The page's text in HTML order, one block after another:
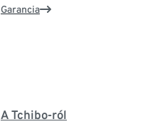
Garancia
A Tchibo-ról